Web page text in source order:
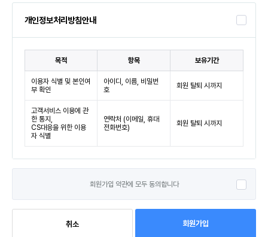
개인정보처리방침안내
목적 항목 보유기간
이용자 식별 및 본인여
부 확인
아이디, 이름, 비밀번
호
회원 탈퇴 시까지
고객서비스 이용에 관
한 통지,
CS대응을 위한 이용
자 식별
연락처 (이메일, 휴대
전화번호)
회원 탈퇴 시까지
회원가입 약관에 모두 동의합니다
취소 회원가입